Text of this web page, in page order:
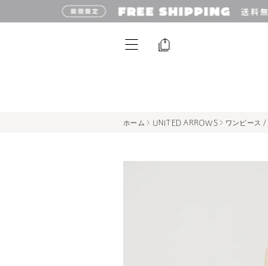
ホーム UNITED ARROWS ワンピース /